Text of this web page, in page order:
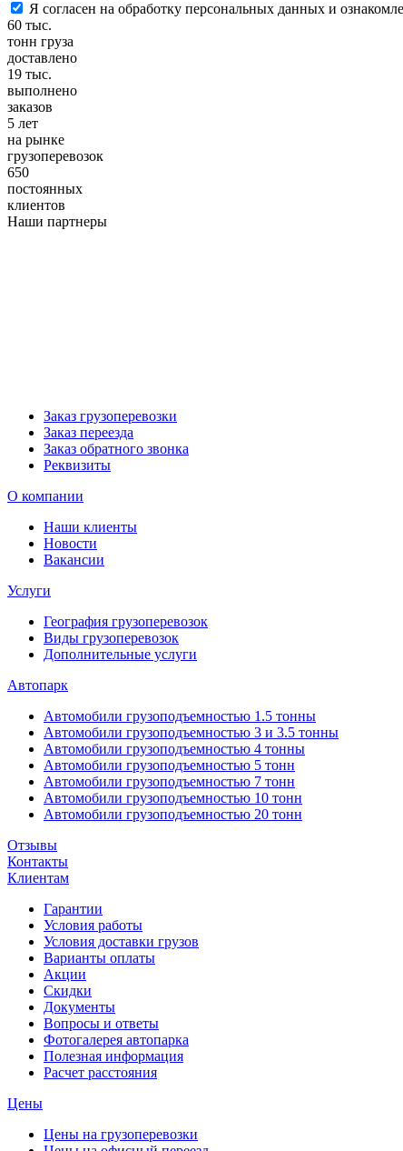
Я согласен на обработку персональных данных и
60 тыс.
тонн груза
доставлено
19 тыс.
выполнено
заказов
5 лет
на рынке
грузоперевозок
650
постоянных
клиентов
Наши партнеры
Заказ грузоперевозки
Заказ переезда
Заказ обратного звонка
Реквизиты
О компании
Наши клиенты
Новости
Вакансии
Услуги
География грузоперевозок
Виды грузоперевозок
Дополнительные услуги
Автопарк
Автомобили грузоподъемностью 1.5 тонны
Автомобили грузоподъемностью 3 и 3.5 тонны
Автомобили грузоподъемностью 4 тонны
Автомобили грузоподъемностью 5 тонн
Автомобили грузоподъемностью 7 тонн
Автомобили грузоподъемностью 10 тонн
Автомобили грузоподъемностью 20 тонн
Отзывы
Контакты
Клиентам
Гарантии
Условия работы
Условия доставки грузов
Варианты оплаты
Акции
Скидки
Документы
Вопросы и ответы
Фотогалерея автопарка
Полезная информация
Расчет расстояния
Цены
Цены на грузоперевозки